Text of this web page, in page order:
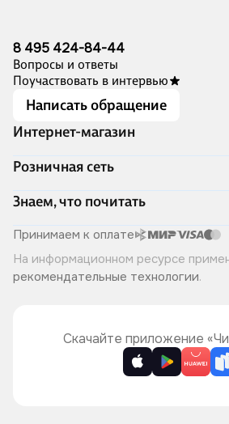
8 495 424-84-44
Вопросы и ответы
Поучаствовать в интервью
Написать обращение
Интернет-магазин
Акции
Доставка и оплата
Программа лояльности
Подарочные сертификаты
Правила продажи
Политика конфиденциальности
Розничная сеть
Адреса магазинов
Книжный Дозор
О компании
Читай-город для бизнеса
Хотите у нас работать?
Знаем, что почитать
Скоро в продаже
Лучшие из лучших
Читай-журнал
Принимаем к оплате
На информационном ресурсе
рекомендательные технологии.
Скачайте приложение